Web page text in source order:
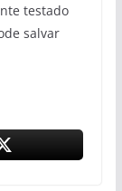
testado
salvar